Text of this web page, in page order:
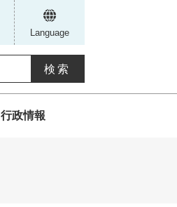
Language
行政情報